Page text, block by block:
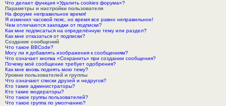
Что делает функция «Удалить cookies форума»?
Параметры и настройки пользователя
На форуме неправильное время!
Я изменил часовой пояс, но время все равно неправильное!
Чем отличаются закладки от подписки?
Как мне подписаться на определённую тему или раздел?
Как мне отказаться от подписки?
Создание сообщений
Что такое BBCode?
Могу ли я добавлять изображения к сообщениям?
Что означает кнопка «Сохранить» при создании сообщения?
Почему моё сообщение требует одобрения?
Как мне вновь поднять мою тему?
Уровни пользователей и группы
Что означают списки друзей и недругов?
Кто такие администраторы?
Кто такие модераторы?
Что такое группы пользователей?
Что такое группа по умолчанию?